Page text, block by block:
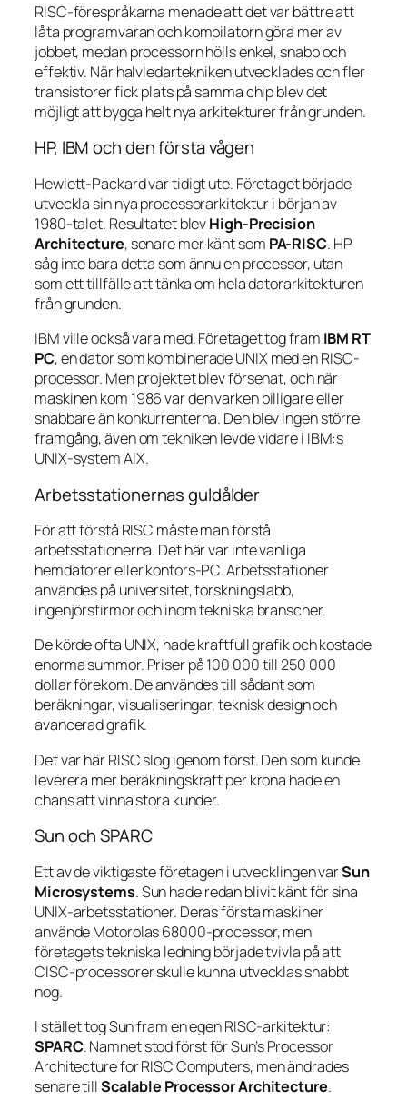
RISC-förespråkarna menade att det var bättre att
låta programvaran och kompilatorn göra mer av
jobbet, medan processorn hölls enkel, snabb och
effektiv. När halvledartekniken utvecklades och fler
transistorer fick plats på samma chip blev det
möjligt att bygga helt nya arkitekturer från grunden.
HP, IBM och den första vågen
Hewlett-Packard var tidigt ute. Företaget började
utveckla sin nya processorarkitektur i början av
1980-talet. Resultatet blevHigh-Precision
Architecture, senare mer känt som PA-RISC. HP
såg inte bara detta som ännu en processor, utan
som ett tillfälle att tänka om hela datorarkitekturen
från grunden.
IBM ville också vara med. Företaget tog fram IBM RT
PC, en dator som kombinerade UNIX med en RISC-
processor. Men projektet blev försenat, och när
maskinen kom 1986 var den varken billigare eller
snabbare än konkurrenterna. Den blev ingen större
framgång, även om tekniken levde vidare i IBM:s
UNIX-system AIX.
Arbetsstationernas guldålder
För att förstå RISC måste man förstå
arbetsstationerna. Det här var inte vanliga
hemdatorer eller kontors-PC. Arbetsstationer
användes på universitet, forskningslabb,
ingenjörsfirmor och inom tekniska branscher.
De körde ofta UNIX, hade kraftfull grafik och kostade
enorma summor. Priser på 100 000 till 250 000
dollar förekom. De användes till sådant som
beräkningar, visualiseringar, teknisk design och
avancerad grafik.
Det var här RISC slog igenom först. Den som kunde
leverera mer beräkningskraft per krona hade en
chans att vinna stora kunder.
Sun och SPARC
Ett av de viktigaste företagen i utvecklingen varSun
Microsystems. Sun hade redan blivit känt för sina
UNIX-arbetsstationer. Deras första maskiner
använde Motorolas 68000-processor, men
företagets tekniska ledning började tvivla på att
CISC-processorer skulle kunna utvecklas snabbt
nog.
I stället tog Sun fram en egen RISC-arkitektur:
SPARC. Namnet stod först förSun’s Processor
Architecture for RISC Computers, men ändrades
senare tillScalable Processor Architecture.